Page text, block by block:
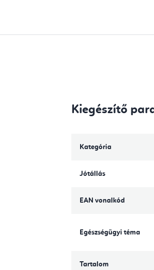
Kiegészítő
Kategória
Jótállás
EAN vonalkód
Egészségügyi téma
Tartalom